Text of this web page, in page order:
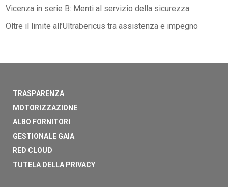
Vicenza in serie B: Menti al servizio della sicurezza
Oltre il limite all’Ultrabericus tra assistenza e impegno
TRASPARENZA
MOTORIZZAZIONE
ALBO FORNITORI
GESTIONALE GAIA
RED CLOUD
TUTELA DELLA PRIVACY